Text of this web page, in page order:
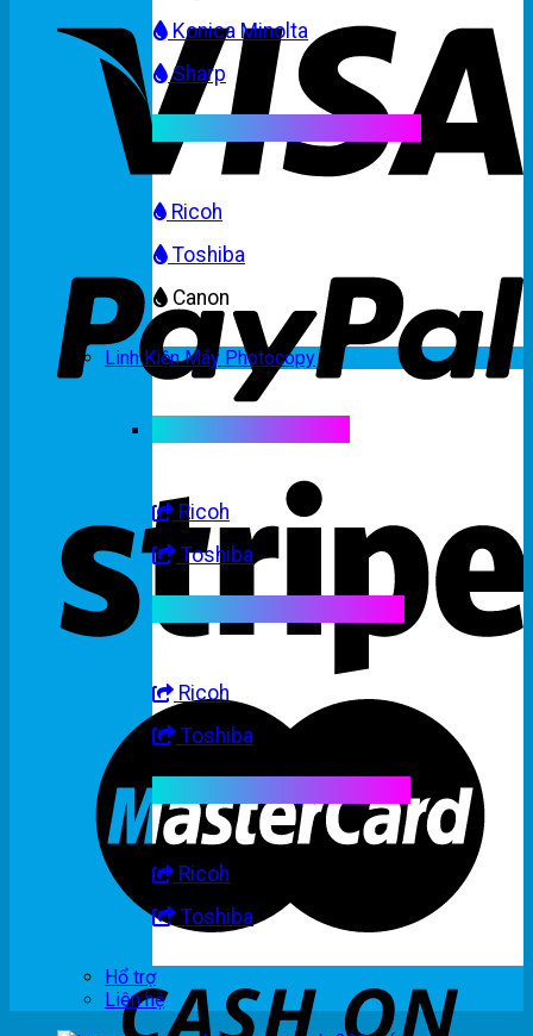
Konica Minolta
Sharp
Ricoh
Toshiba
Canon
Linh Kiện Máy Photocopy
Ricoh
Toshiba
Ricoh
Toshiba
Ricoh
Toshiba
Hổ trợ
Liên hệ